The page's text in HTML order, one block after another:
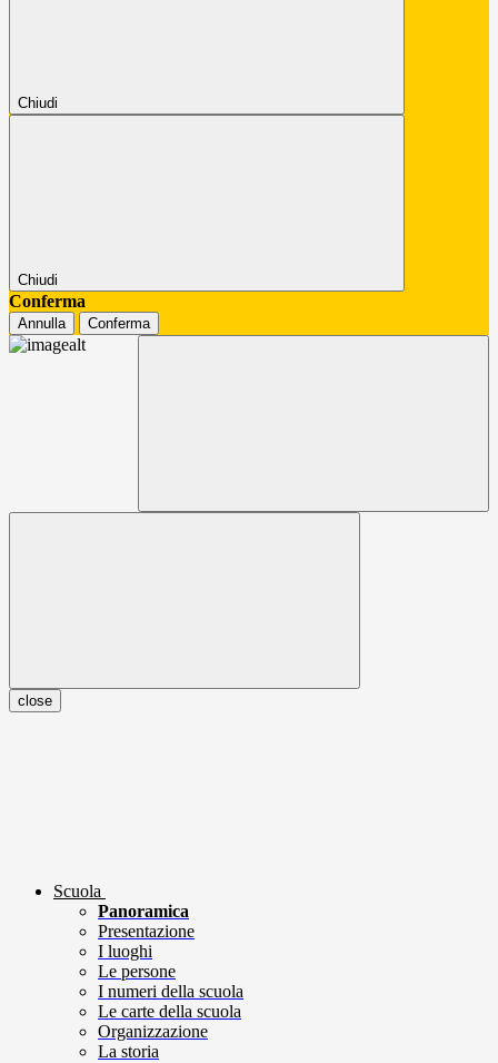
Chiudi
Chiudi
Conferma
Annulla Conferma
close
Scuola
Panoramica
Presentazione
I luoghi
Le persone
I numeri della scuola
Le carte della scuola
Organizzazione
La storia